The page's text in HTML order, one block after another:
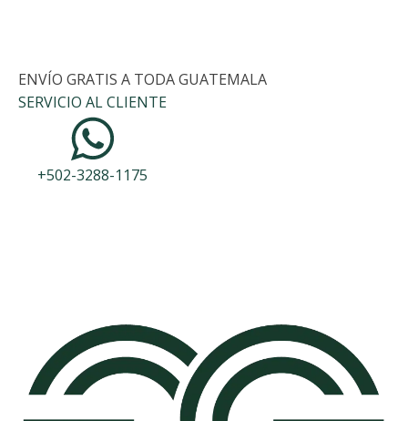
ENVÍO GRATIS A TODA GUATEMALA
SERVICIO AL CLIENTE
+502-3288-1175